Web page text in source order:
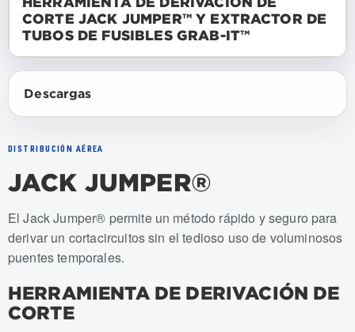
CORTE JACK JUMPER™ Y EXTRACTOR DE
TUBOS DE FUSIBLES GRAB-IT™
Descargas
DISTRIBUCIÓN AÉREA
JACK JUMPER®
Numeros de articulo: USJJ-001-S, USJJ-002-S, USJJ-
El Jack Jumper® permite un método rápido y seguro para
derivar un cortacircuitos sin el tedioso uso de voluminosos
puentes temporales.
HERRAMIENTA DE DERIVACIÓN DE
CORTE